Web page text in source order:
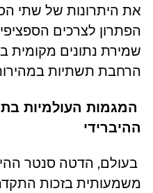
את היתרונות של שתי
הפתרון לצרכים
שמירת נתונים מקומית
הרחבת תשתיות
המגמות העולמיות
ההיברידי
בעולם, הדטה סנטר
משמעותית בזכות